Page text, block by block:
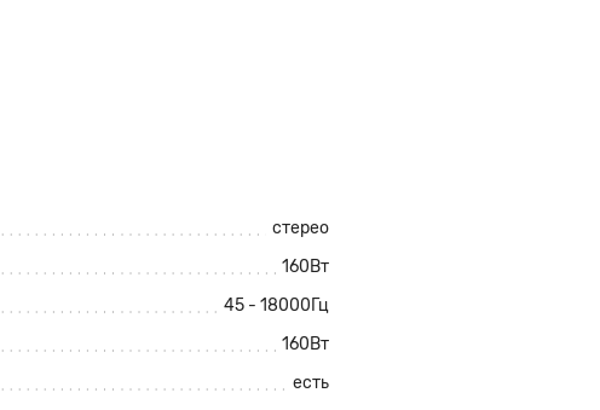
стерео
160Вт
45 - 18000Гц
160Вт
есть